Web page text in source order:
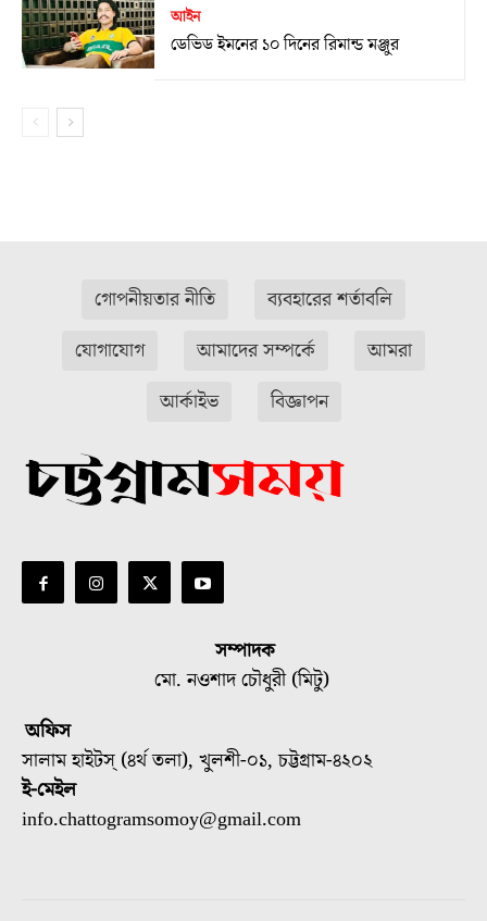
আইন
ডেভিড ইমনের ১০ দিনের রিমান্ড মঞ্জুর
গোপনীয়তার নীতি
ব্যবহারের শর্তাবলি
যোগাযোগ
আমাদের সম্পর্কে
আমরা
আর্কাইভ
বিজ্ঞাপন
সম্পাদক
মো. নওশাদ চৌধুরী (মিটু)
অফিস
সালাম হাইটস্ (৪র্থ তলা), খুলশী-০১, চট্টগ্রাম-৪২০২
ই-মেইল
info.chattogramsomoy@gmail.com